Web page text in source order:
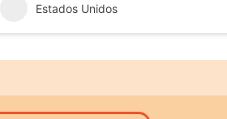
Estados Unidos